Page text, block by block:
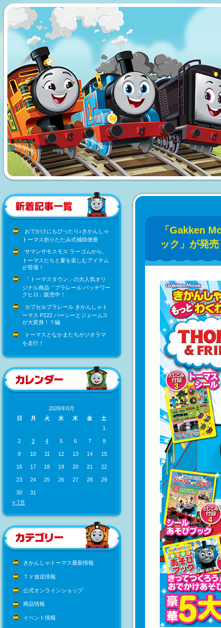
おでかけにもぴったり♪きかんしゃ
トーマス折りたたみ式補助便座
サマンサモスモス ラーゴムから、
トーマスたちと夏を楽しむアイテム
が登場！
「トーマスタウン」の大人気オリ
ジナル商品「プラレール パッチワー
クヒロ」販売中！
カプセルプラレール きかんしゃト
ーマス P122 パーシーとジェームス
が大変身！？編
トーマスとなかまたちがジオラマ
を走行！
2026年8月
日
月 火 水 木 金
土
1
2 3 4 5 6 7 8
9 10 11 12 13 14 15
16 17 18 19 20 21 22
23 24 25 26 27 28 29
30
31
« 7月
きかんしゃトーマス最新情報
ＴＶ放送情報
公式オンラインショップ
商品情報
イベント情報
「Gakken
ック」が発